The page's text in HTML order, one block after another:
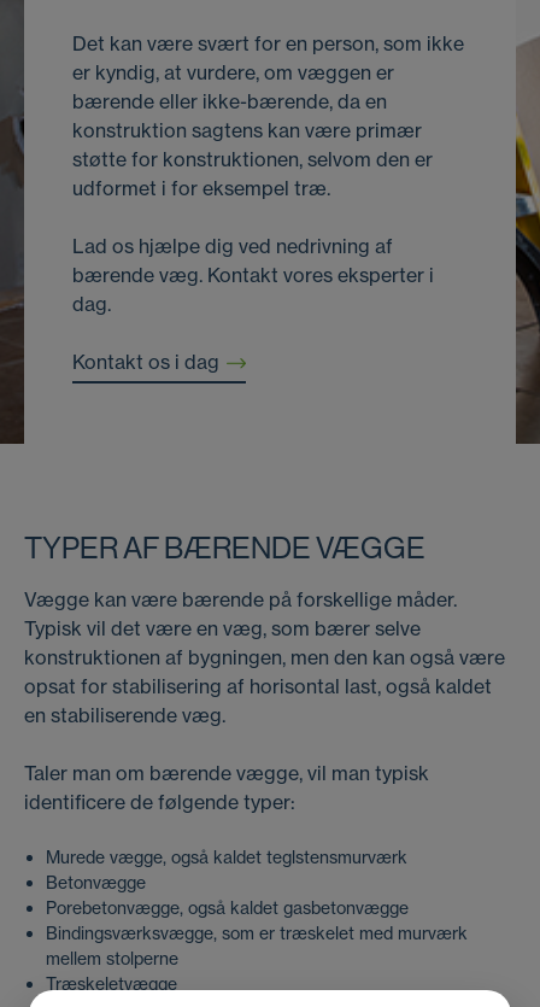
Det kan være svært for en person, som ikke
er kyndig, at vurdere, om væggen er
bærende eller ikke-bærende, da en
konstruktion sagtens kan være primær
støtte for konstruktionen, selvom den er
udformet i for eksempel træ.
Lad os hjælpe dig ved nedrivning af
bærende væg. Kontakt vores eksperter i
dag.
Kontakt os i dag
TYPER AF BÆRENDE VÆGGE
Vægge kan være bærende på forskellige måder.
Typisk vil det være en væg, som bærer selve
konstruktionen af bygningen, men den kan også være
opsat for stabilisering af horisontal last, også kaldet
en stabiliserende væg.
Taler man om bærende vægge, vil man typisk
identificere de følgende typer:
Murede vægge, også kaldet teglstensmurværk
Betonvægge
Porebetonvægge, også kaldet gasbetonvægge
Bindingsværksvægge, som er træskelet med murværk
mellem stolperne
Træskeletvægge